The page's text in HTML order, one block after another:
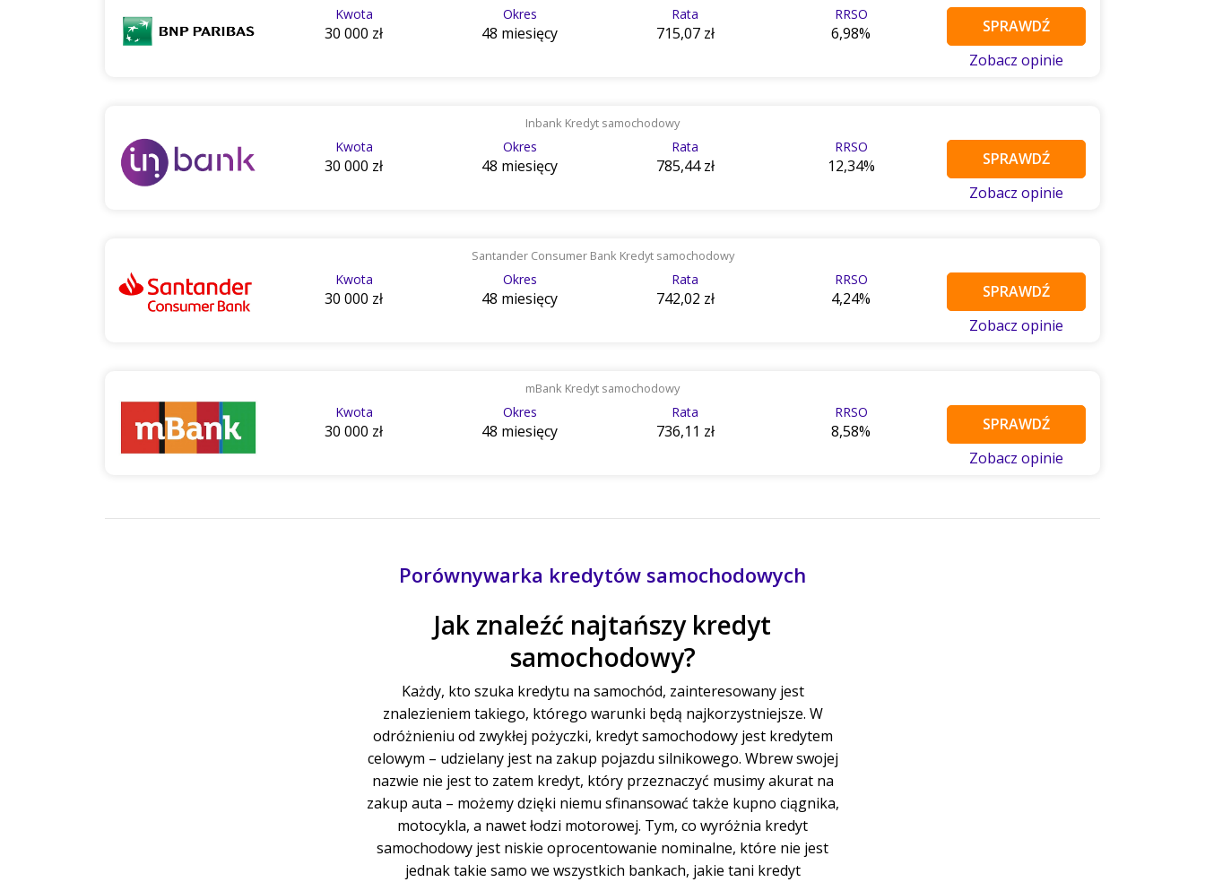
Kwota
30 000 zł
Okres
48 miesięcy
Rata
715,07 zł
RRSO
6,98%
SPRAWDŹ
Zobacz opinie
Inbank Kredyt samochodowy
Kwota
30 000 zł
Okres
48 miesięcy
Rata
785,44 zł
RRSO
12,34%
SPRAWDŹ
Zobacz opinie
Santander Consumer Bank Kredyt samochodowy
Kwota
30 000 zł
Okres
48 miesięcy
Rata
742,02 zł
RRSO
4,24%
SPRAWDŹ
Zobacz opinie
mBank Kredyt samochodowy
Kwota
30 000 zł
Okres
48 miesięcy
Rata
736,11 zł
RRSO
8,58%
SPRAWDŹ
Zobacz opinie
Porównywarka kredytów samochodowych
Jak znaleźć najtańszy kredyt
samochodowy?
Każdy, kto szuka kredytu na samochód, zainteresowany jest
znalezieniem takiego, którego warunki będą najkorzystniejsze. W
odróżnieniu od zwykłej pożyczki, kredyt samochodowy jest kredytem
celowym – udzielany jest na zakup pojazdu silnikowego. Wbrew swojej
nazwie nie jest to zatem kredyt, który przeznaczyć musimy akurat na
zakup auta – możemy dzięki niemu sfinansować także kupno ciągnika,
motocykla, a nawet łodzi motorowej. Tym, co wyróżnia kredyt
samochodowy jest niskie oprocentowanie nominalne, które nie jest
jednak takie samo we wszystkich bankach, jakie tani kredyt